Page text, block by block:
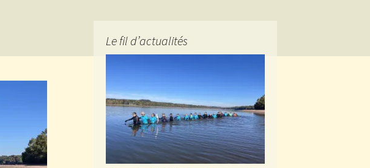
Le fil d’actualités